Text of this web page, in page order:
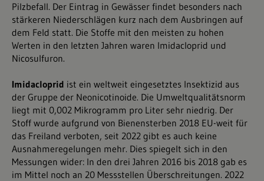
Pilzbefall. Der Eintrag in Gewässer findet besonders nach
stärkeren Niederschlägen kurz nach dem Ausbringen auf
dem Feld statt. Die Stoffe mit den meisten zu hohen
Werten in den letzten Jahren waren Imidacloprid und
Nicosulfuron.
Imidacloprid ist ein weltweit eingesetztes Insektizid aus
der Gruppe der Neonicotinoide. Die Umweltqualitätsnorm
liegt mit 0,002 Mikrogramm pro Liter sehr niedrig. Der
Stoff wurde aufgrund von Bienensterben 2018 EU-weit für
das Freiland verboten, seit 2022 gibt es auch keine
Ausnahmeregelungen mehr. Dies spiegelt sich in den
Messungen wider: In den drei Jahren 2016 bis 2018 gab es
im Mittel noch an 20 Messstellen Überschreitungen. 2022